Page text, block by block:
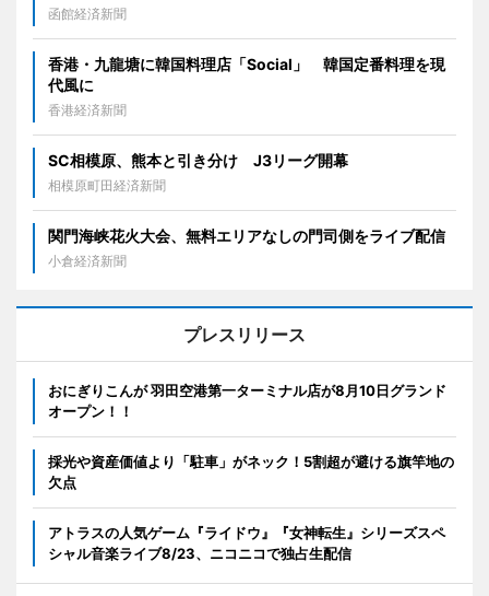
函館経済新聞
香港・九龍塘に韓国料理店「Social」 韓国定番料理を現
代風に
香港経済新聞
SC相模原、熊本と引き分け J3リーグ開幕
相模原町田経済新聞
関門海峡花火大会、無料エリアなしの門司側をライブ配信
小倉経済新聞
プレスリリース
おにぎりこんが 羽田空港第一ターミナル店が8月10日グランド
オープン！！
採光や資産価値より「駐車」がネック！5割超が避ける旗竿地の
欠点
アトラスの人気ゲーム『ライドウ』『女神転生』シリーズスペ
シャル音楽ライブ8/23、ニコニコで独占生配信